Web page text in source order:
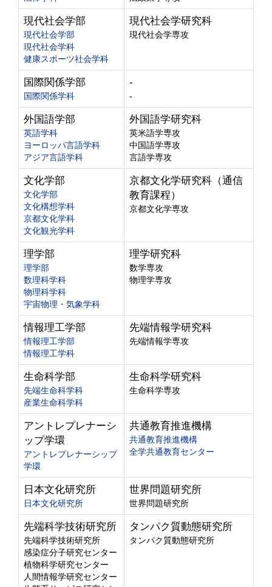
現代社会学部
現代社会学部
現代社会学科
健康スポーツ社会学科
現代社会学研究科
現代社会学専攻
国際関係学部
国際関係学科
-
-
外国語学部
英語学科
ヨーロッパ言語学科
アジア言語学科
外国語学研究科
英米語学専攻
中国語学専攻
言語学専攻
文化学部
文化学部
文化構想学科
京都文化学科
文化観光学科
京都文化学研究科（通信
教育課程）
京都文化学専攻
理学部
理学部
数理科学科
物理科学科
宇宙物理・気象学科
理学研究科
数学専攻
物理学専攻
情報理工学部
情報理工学部
情報理工学科
先端情報学研究科
先端情報学専攻
生命科学部
先端生命科学科
産業生命科学科
生命科学研究科
生命科学専攻
アントレプレナーシ
ップ学環
アントレプレナーシップ
学環
共通教育推進機構
共通教育推進機構
全学共通教育センター
日本文化研究所
日本文化研究所
世界問題研究所
世界問題研究所
先端科学技術研究所
先端科学技術研究所
感染症分子研究センター
植物科学研究センター
人間情報学研究センター
タンパク質動態研究所
タンパク質動態研究所